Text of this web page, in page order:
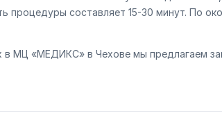
процедуры составляет 15-30 минут. По
МЦ «МЕДИКС» в Чехове мы предлагаем